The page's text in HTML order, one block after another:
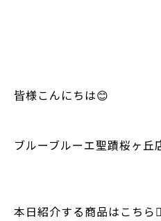
皆様こんにちは😊
ブルーブルーエ聖蹟桜ヶ丘
本日紹介する商品はこちら